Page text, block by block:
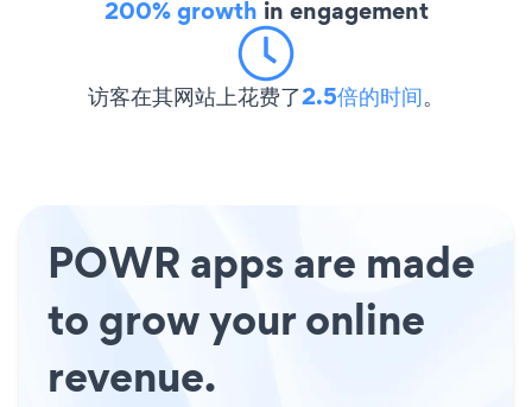
200% growth in engagement
访客在其网站上花费了2.5倍的时间。
POWR apps are made
to grow your online
revenue.